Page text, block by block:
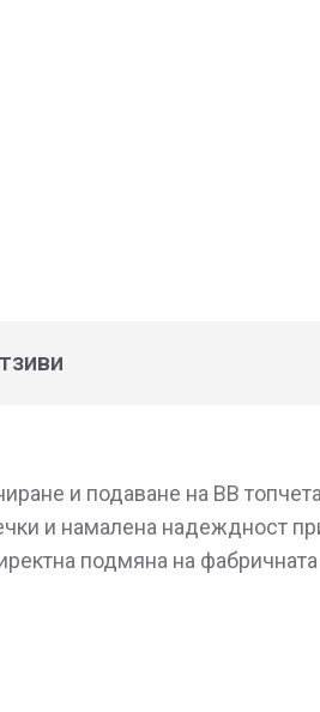
и подаване на BB
и намалена надеждност
подмяна на фабричната